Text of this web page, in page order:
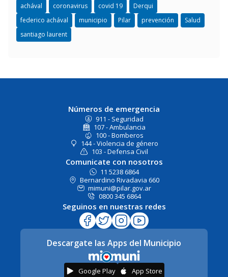
achával coronavirus covid 19
Derqui
federico achával
municipio Pilar prevención
Salud
santiago laurent
Números de emergencia
911 - Seguridad
107 - Ambulancia
100 - Bomberos
144 - Violencia de género
103 - Defensa Civil
Comunicate con nosotros
11 5238 6864
Bernardino Rivadavia 660
mimuni@pilar.gov.ar
0800 345 6864
Seguinos en nuestras redes
Descargate las Apps del Municipio
Google Play App Store